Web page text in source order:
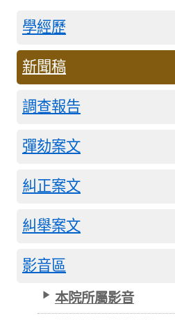
學經歷
新聞稿
調查報告
彈劾案文
糾正案文
糾舉案文
影音區
本院所屬影音